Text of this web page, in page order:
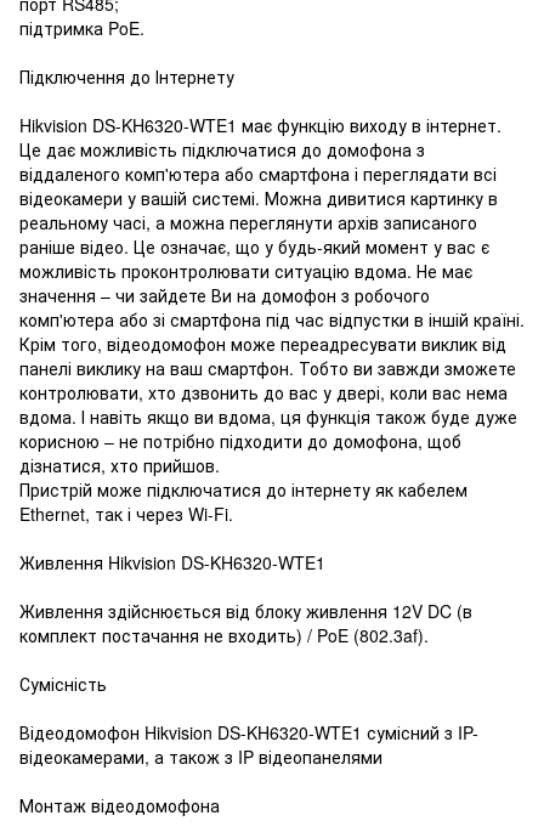
підтримка PoE.
Підключення до Інтернету
Hikvision DS-KH6320-WTE1 має функцію виходу в інтернет.
Це дає можливість підключатися до домофона з
віддаленого комп'ютера або смартфона і переглядати всі
відеокамери у вашій системі. Можна дивитися картинку в
реальному часі, а можна переглянути архів записаного
раніше відео. Це означає, що у будь-який момент у вас є
можливість проконтролювати ситуацію вдома. Не має
значення – чи зайдете Ви на домофон з робочого
комп'ютера або зі смартфона під час відпустки в іншій країні.
Крім того, відеодомофон може переадресувати виклик від
панелі виклику на ваш смартфон. Тобто ви завжди зможете
контролювати, хто дзвонить до вас у двері, коли вас нема
вдома. І навіть якщо ви вдома, ця функція також буде дуже
корисною – не потрібно підходити до домофона, щоб
дізнатися, хто прийшов.
Пристрій може підключатися до інтернету як кабелем
Ethernet, так і через Wi-Fi.
Живлення Hikvision DS-KH6320-WTE1
Живлення здійснюється від блоку живлення 12V DC (в
комплект постачання не входить) / PoE (802.3af).
Сумісність
Відеодомофон Hikvision DS-KH6320-WTE1 сумісний з IP-
відеокамерами, а також з IP відеопанелями
Монтаж відеодомофона